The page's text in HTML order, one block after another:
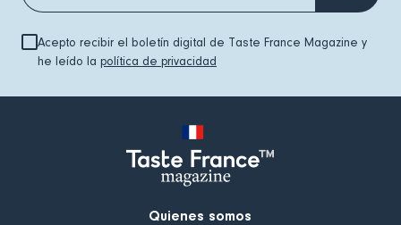
Acepto recibir el boletín digital de Taste France Magazine y
he leído la política de privacidad
Quienes somos